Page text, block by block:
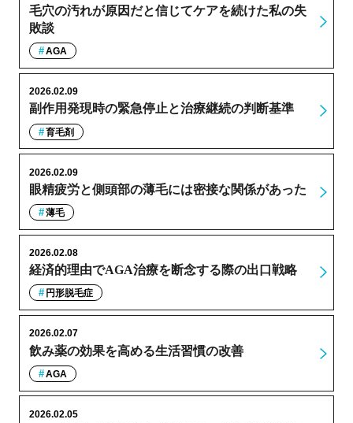
毛穴の汚れが原因だと信じてケアを続けた私の失
敗談
AGA
副作用発現時の緊急停止と治療継続の判断基準
2026.02.09
育毛剤
眼精疲労と側頭部の薄毛には密接な関係があった
2026.02.09
薄毛
経済的理由でAGA治療を断念する際の出口戦略
2026.02.08
円形脱毛症
飲み薬の効果を高める生活習慣の改善
2026.02.07
AGA
2026.02.05